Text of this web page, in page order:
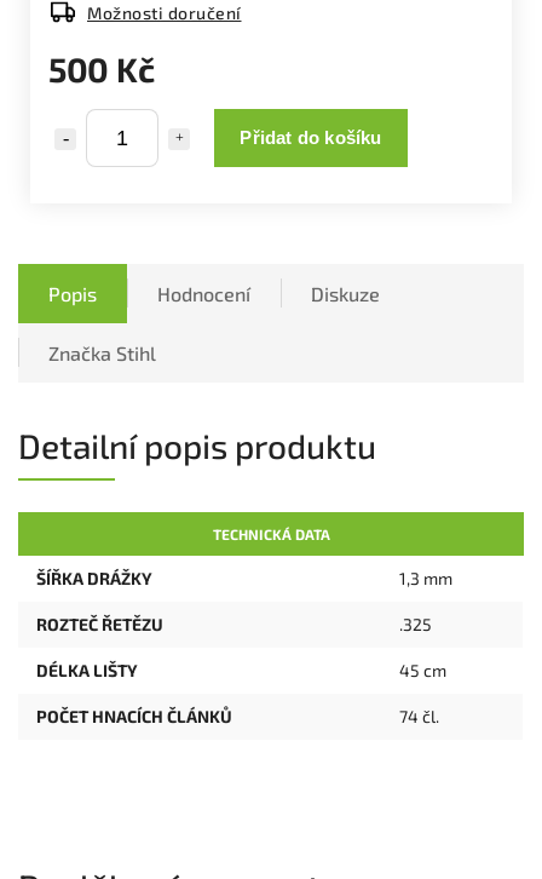
500 Kč
Přidat do košíku
Možnosti doručení
Popis Hodnocení Diskuze
Značka Stihl
Detailní popis produktu
TECHNICKÁ DATA
ŠÍŘKA DRÁŽKY 1,3 mm
ROZTEČ ŘETĚZU .325
DÉLKA LIŠTY 45 cm
POČET HNACÍCH ČLÁNKŮ 74 čl.